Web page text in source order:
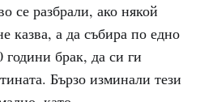
се разбрали, ако някой
казва, а да събира по едно
години брак, да си ги
Бързо изминали тези